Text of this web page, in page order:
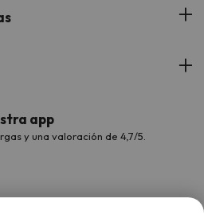
app
y una valoración de 4,7/5.